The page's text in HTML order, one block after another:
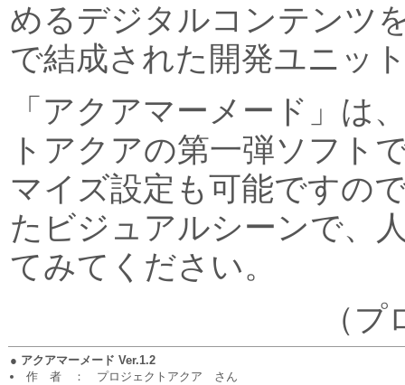
めるデジタルコンテンツ
で結成された開発ユニッ
「アクアマーメード」は
トアクアの第一弾ソフト
マイズ設定も可能ですの
たビジュアルシーンで、
てみてください。
（
● アクアマーメード Ver.1.2
作 者 ： プロジェクトアクア さん